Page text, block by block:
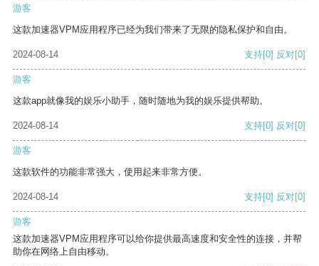
游客
这款加速器VPM应用程序已经为我们带来了无限的隐私保护和自由。
2024-08-14 支持[0] 反对[0]
游客
这款app就像我的娱乐小助手，随时随地为我的娱乐提供帮助。
2024-08-14 支持[0] 反对[0]
游客
这款软件的功能非常强大，使用起来非常方便。
2024-08-14 支持[0] 反对[0]
游客
这款加速器VPM应用程序可以给你提供最高速度和安全性的连接，并帮
助你在网络上自由移动。